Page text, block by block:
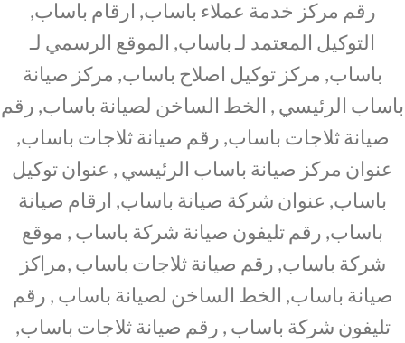
رقم مركز خدمة عملاء باساب, ارقام باساب,
التوكيل المعتمد لـ باساب, الموقع الرسمي لـ
باساب, مركز توكيل اصلاح باساب, مركز صيانة
باساب الرئيسي , الخط الساخن لصيانة باساب, رقم
صيانة ثلاجات باساب, رقم صيانة ثلاجات باساب,
عنوان مركز صيانة باساب الرئيسي , عنوان توكيل
باساب, عنوان شركة صيانة باساب, ارقام صيانة
باساب, رقم تليفون صيانة شركة باساب , موقع
شركة باساب, رقم صيانة ثلاجات باساب ,مراكز
صيانة باساب, الخط الساخن لصيانة باساب , رقم
تليفون شركة باساب , رقم صيانة ثلاجات باساب,